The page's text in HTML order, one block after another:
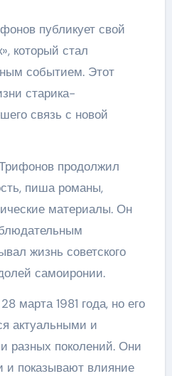
публикует свой
который стал
событием. Этот
старика-
связь с новой
продолжил
пиша романы,
материалы. Он
жизнь советского
самоиронии.
марта 1981 года, но его
актуальными и
разных поколений. Они
и показывают влияние